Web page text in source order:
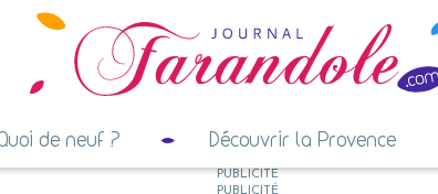
de neuf ? Découvrir la Provence